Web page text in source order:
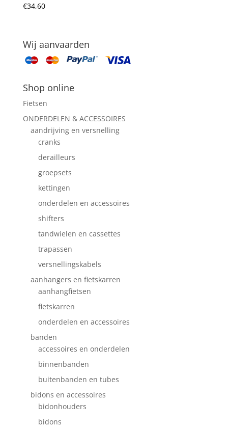
€34,60
Wij aanvaarden
Shop online
Fietsen
ONDERDELEN & ACCESSOIRES
aandrijving en versnelling
cranks
derailleurs
groepsets
kettingen
onderdelen en accessoires
shifters
tandwielen en cassettes
trapassen
versnellingskabels
aanhangers en fietskarren
aanhangfietsen
fietskarren
onderdelen en accessoires
banden
accessoires en onderdelen
binnenbanden
buitenbanden en tubes
bidons en accessoires
bidonhouders
bidons